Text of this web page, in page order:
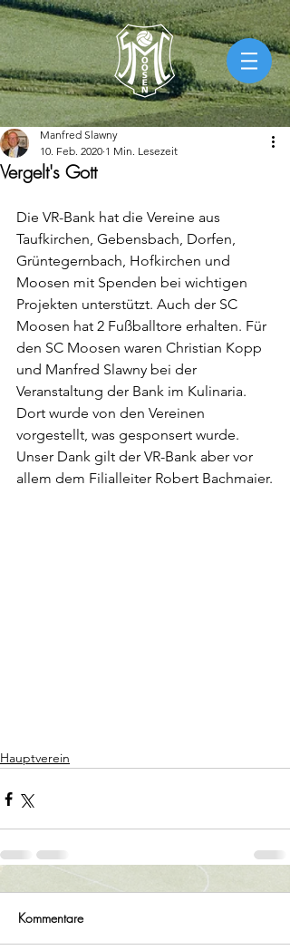
Vergelt's Gott
Manfred Slawny
10. Feb. 2020 1 Min. Lesezeit
Die VR-Bank hat die Vereine aus
Taufkirchen, Gebensbach, Dorfen,
Grüntegernbach, Hofkirchen und
Moosen mit Spenden bei wichtigen
Projekten unterstützt. Auch der SC
Moosen hat 2 Fußballtore erhalten. Für
den SC Moosen waren Christian Kopp
und Manfred Slawny bei der
Veranstaltung der Bank im Kulinaria.
Dort wurde von den Vereinen
vorgestellt, was gesponsert wurde.
Unser Dank gilt der VR-Bank aber vor
allem dem Filialleiter Robert Bachmaier.
Hauptverein
Kommentare